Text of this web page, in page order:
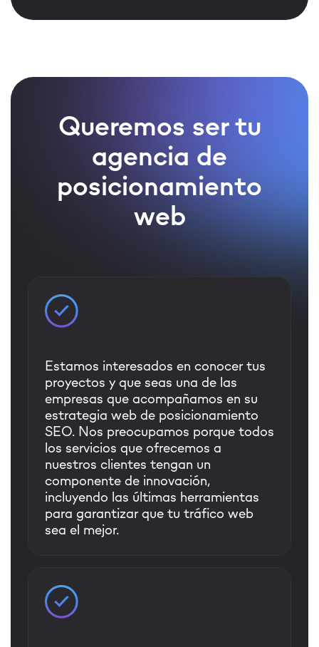
Queremos ser tu
agencia de
posicionamiento
web
Estamos interesados en conocer tus
proyectos y que seas una de las
empresas que acompañamos en su
estrategia web de posicionamiento
SEO. Nos preocupamos porque todos
los servicios que ofrecemos a
nuestros clientes tengan un
componente de innovación,
incluyendo las últimas herramientas
para garantizar que tu tráfico web
sea el mejor.